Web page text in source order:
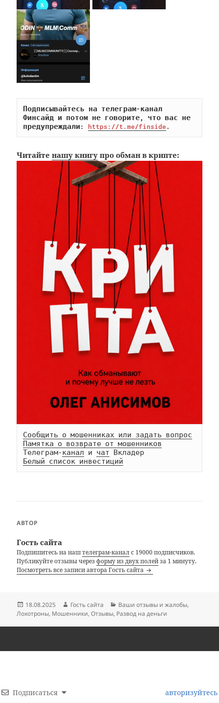
Подписывайтесь на телеграм-канал
Финсайд и потом не говорите, что вас не
предупреждали: https://t.me/finside.
Читайтенашу книгу про обман в крипте:
Сообщить о мошенниках или задать вопрос
Памятка о возврате от мошенников
Телеграм-канал и чат
Белый список инвестиций
АВТОР
Гость сайта
Подпишитесь на наштелеграм-каналс 19000 подписчиков.
Публикуйте отзывы черезформу из двух полейза 1 минуту.
Посмотреть все записи автора Гость сайта
Опубликовано
18.08.2025 Автор
Гость сайта Рубрики
Ваши отзывы и жалобы,
Лохотроны, Мошенники,Отзывы, Развод на деньги
Подписаться авторизуйтесь